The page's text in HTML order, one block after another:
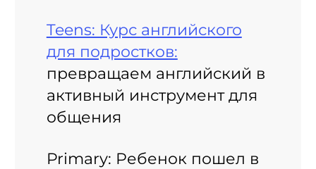
Teens: Курс английского
для подростков:
превращаем английский в
активный инструмент для
общения
Primary: Ребенок пошел в